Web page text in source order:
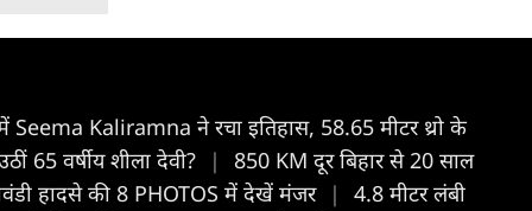
Kaliramna ने रचा इतिहास, 58.65 मीटर थ्रो के
65 वर्षीय शीला देवी? |
850 KM दूर बिहार से 20 साल
हादसे की 8 PHOTOS में देखें मंजर |
4.8 मीटर लंबी